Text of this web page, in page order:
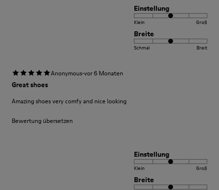
Einstellung
Klein Groß
Breite
Schmal Breit
Anonymous·vor 6 Monaten
Great shoes
Amazing shoes very comfy and nice looking
Bewertung übersetzen
Einstellung
Klein Groß
Breite